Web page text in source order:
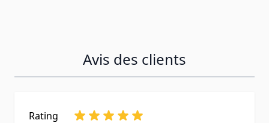
Avis des clients
Rating